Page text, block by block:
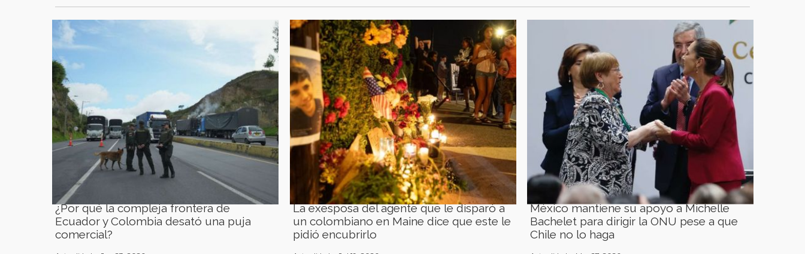
¿Por qué la compleja frontera de
Ecuador y Colombia desató una puja
comercial?
La exesposa del agente que le disparó a
un colombiano en Maine dice que este le
pidió encubrirlo
México mantiene su apoyo a Michelle
Bachelet para dirigir la ONU pese a que
Chile no lo haga